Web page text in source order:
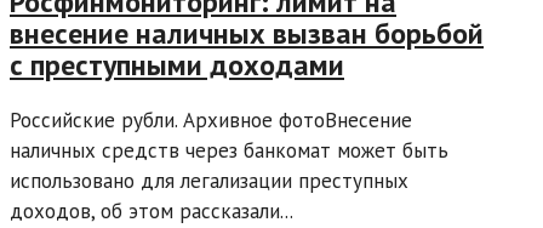
внесение наличных вызван борьбой
с преступными доходами
Российские рубли. Архивное фотоВнесение
наличных средств через банкомат может быть
использовано для легализации преступных
доходов, об этом рассказали...